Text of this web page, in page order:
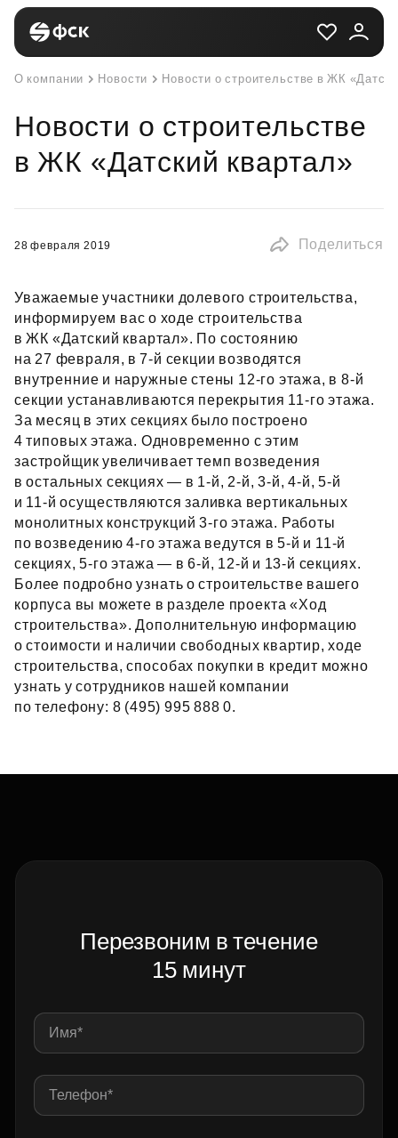
О компании Новости Новости о строительстве в ЖК
Новости о строительстве
в ЖК «Датский квартал»
28 февраля 2019 Поделиться
Уважаемые участники долевого строительства,
информируем вас о ходе строительства
в ЖК «Датский квартал». По состоянию
на 27 февраля, в 7‑й секции возводятся
внутренние и наружные стены 12‑го этажа, в 8‑й
секции устанавливаются перекрытия 11‑го этажа.
За месяц в этих секциях было построено
4 типовых этажа. Одновременно с этим
застройщик увеличивает темп возведения
в остальных секциях — в 1‑й, 2‑й, 3‑й, 4‑й, 5‑й
и 11‑й осуществляются заливка вертикальных
монолитных конструкций 3‑го этажа. Работы
по возведению 4‑го этажа ведутся в 5‑й и 11‑й
секциях, 5‑го этажа — в 6‑й, 12‑й и 13‑й секциях.
Более подробно узнать о строительстве вашего
корпуса вы можете в разделе проекта «Ход
строительства». Дополнительную информацию
о стоимости и наличии свободных квартир, ходе
строительства, способах покупки в кредит можно
узнать у сотрудников нашей компании
по телефону: 8 (495) 995 888 0.
Перезвоним в течение
15 минут